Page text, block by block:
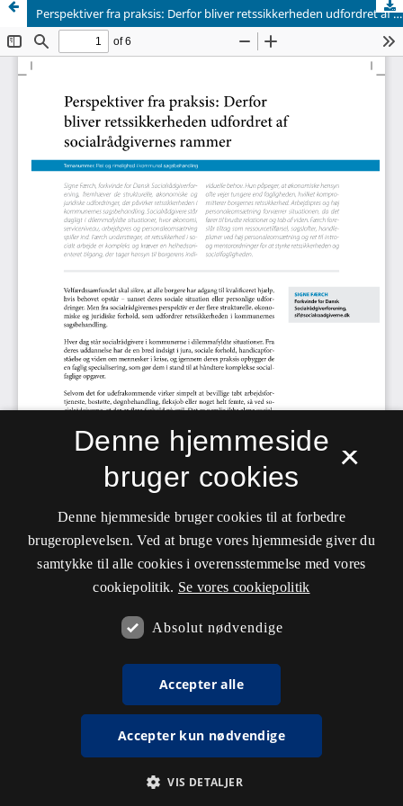
Perspektiver fra praksis: Derfor bliver retssikkerheden udfordret af socialrådgivernes rammer
×
Denne hjemmeside
bruger cookies
Denne hjemmeside bruger cookies til at forbedre
brugeroplevelsen. Ved at bruge vores hjemmeside giver du
samtykke til alle cookies i overensstemmelse med vores
cookiepolitik. Se vores cookiepolitik
Absolut nødvendige
Accepter alle
Accepter kun nødvendige
VIS DETALJER